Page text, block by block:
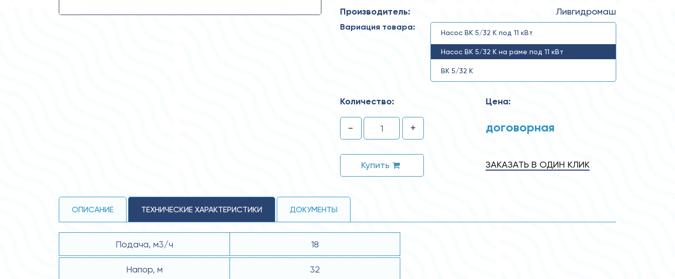
Производитель: Ливгидромаш
Вариация товара:
Насос ВК 5/32 К под 11 кВт
Насос ВК 5/32 К на раме под 11 кВт
ВК 5/32 К
Количество:
- +
Купить
Цена:
договорная
ЗАКАЗАТЬ В ОДИН КЛИК
ОПИСАНИЕ ТЕХНИЧЕСКИЕ ХАРАКТЕРИСТИКИ ДОКУМЕНТЫ
Подача, м3/ч 18
Напор, м 32